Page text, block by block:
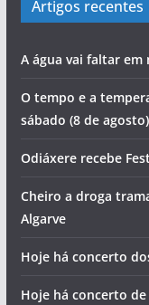
Artigos recentes
A água vai faltar em
O tempo e a
sábado (8 de agosto)
Odiáxere recebe
Cheiro a droga
Algarve
Hoje há concerto
Hoje há concerto